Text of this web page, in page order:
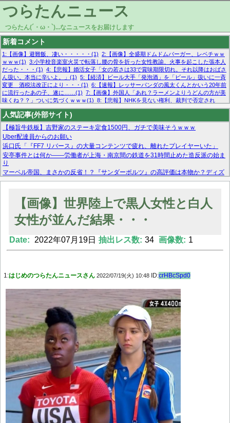
つらたんニュース
つらたん(´・ω・`)...なニュースをお届けします
新着コメント
1:【画像】避難飯、凄い・・・・・(1) 2:【画像】全盛期ドムドムバーガー、レベチｗｗ
ｗｗｗ(1) 3:小学校音楽室火災で転落し腰の骨を折った女性教諭、火事を起こした張本人
だった・・・(1) 4:【悲報】婚活女子「女の若さは33で賞味期限切れ。それ以降はおばさ
ん扱い。本当に辛いよ。」(1) 5:【経済】ビール大手「発泡酒」を「ビール」扱いに一斉
変更 酒税法改正により・・・(1) 6:【速報】レッサーパンダの風太くんとかいう20年前
に流行ったあの子、遂に……(1) 7:【画像】外国人「あれ？ラーメンよりうどんの方が美
味くね？？」ついに気づくｗｗｗ(1) 8:【悲報】NHKを見ない権利、裁判で否定され
る・・・(1) 9:欧州委員長「原発縮小は間違いでした」(1) 10:【悲報】日本企業の人手不
足、限界突破 52%「正社員も足りてません…」(1)
人気記事(外部サイト)
【極旨牛鉄板】吉野家のステーキ定食1500円、ガチで美味そうｗｗｗ
Uber配達員からのお願い
浜口氏「『FF7 リバース』の大量コンテンツで疲れ、離れたプレイヤーいた」
安亭事件とは何か——労働者が上海・南京間の鉄道を31時間止めた造反派の始ま
り
マーベル帝国、まさかの反省！？『サンダーボルツ』の高評価は本物か？ディズ
ニーCEOの「量より質」宣言の裏で渦巻くファンの本音とMCUの未来を徹底考
【モー娘。石田亜佑美】ファーストテイク出演も新規獲得ならず？北川莉央が1
【画像あり】FacebookとかTwitterで拾ったエロ画像貼ってくよ
【画像】世界陸上で黒人女性と白人
女性が並んだ結果・・・
Date: 2022年07月19日 抽出レス数: 34 画像数: 1
1:はじめのつらたんニュースさん 2022/07/19(火) 10:48 ID:crHBcSpd0